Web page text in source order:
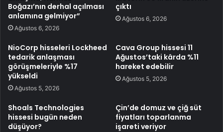
Boğazı’nın derhal açılması
anlamına gelmiyor”
Ağustos 6, 2026
çıktı
Ağustos 6, 2026
NioCorp hisseleri Lockheed
tedarik anlaşması
görüşmeleriyle %17
yükseldi
Ağustos 5, 2026
Cava Group hissesi 11
Ağustos’taki kârda %11
hareket edebilir
Ağustos 5, 2026
Shoals Technologies
hissesi bugün neden
düşüyor?
Çin’de domuz ve çiğ süt
fiyatları toparlanma
işareti veriyor